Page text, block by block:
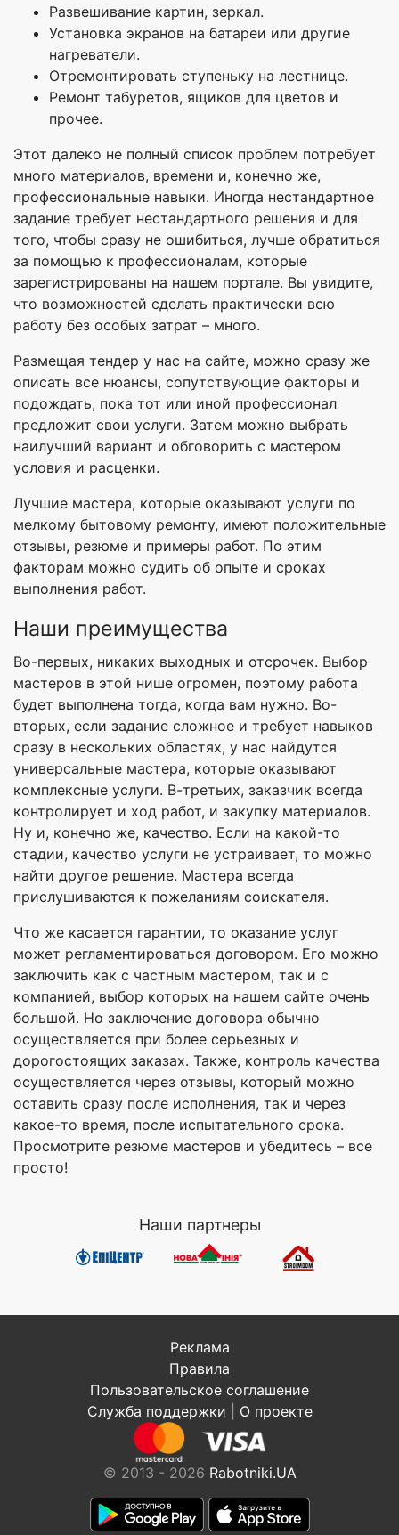
Развешивание картин, зеркал.
Установка экранов на батареи или другие
нагреватели.
Отремонтировать ступеньку на лестнице.
Ремонт табуретов, ящиков для цветов и
прочее.
Этот далеко не полный список проблем потребует
много материалов, времени и, конечно же,
профессиональные навыки. Иногда нестандартное
задание требует нестандартного решения и для
того, чтобы сразу не ошибиться, лучше обратиться
за помощью к профессионалам, которые
зарегистрированы на нашем портале. Вы увидите,
что возможностей сделать практически всю
работу без особых затрат – много.
Размещая тендер у нас на сайте, можно сразу же
описать все нюансы, сопутствующие факторы и
подождать, пока тот или иной профессионал
предложит свои услуги. Затем можно выбрать
наилучший вариант и обговорить с мастером
условия и расценки.
Лучшие мастера, которые оказывают услуги по
мелкому бытовому ремонту, имеют положительные
отзывы, резюме и примеры работ. По этим
факторам можно судить об опыте и сроках
выполнения работ.
Наши преимущества
Во-первых, никаких выходных и отсрочек. Выбор
мастеров в этой нише огромен, поэтому работа
будет выполнена тогда, когда вам нужно. Во-
вторых, если задание сложное и требует навыков
сразу в нескольких областях, у нас найдутся
универсальные мастера, которые оказывают
комплексные услуги. В-третьих, заказчик всегда
контролирует и ход работ, и закупку материалов.
Ну и, конечно же, качество. Если на какой-то
стадии, качество услуги не устраивает, то можно
найти другое решение. Мастера всегда
прислушиваются к пожеланиям соискателя.
Что же касается гарантии, то оказание услуг
может регламентироваться договором. Его можно
заключить как с частным мастером, так и с
компанией, выбор которых на нашем сайте очень
большой. Но заключение договора обычно
осуществляется при более серьезных и
дорогостоящих заказах. Также, контроль качества
осуществляется через отзывы, который можно
оставить сразу после исполнения, так и через
какое-то время, после испытательного срока.
Просмотрите резюме мастеров и убедитесь – все
просто!
Наши партнеры
Реклама
Правила
Пользовательское соглашение
Служба поддержки
О проекте
© 2013 - 2026 Rabotniki.UA